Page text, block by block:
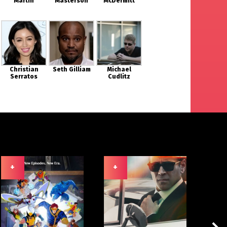
Christian
Serratos
Seth Gilliam
Michael
Cudlitz
+ +